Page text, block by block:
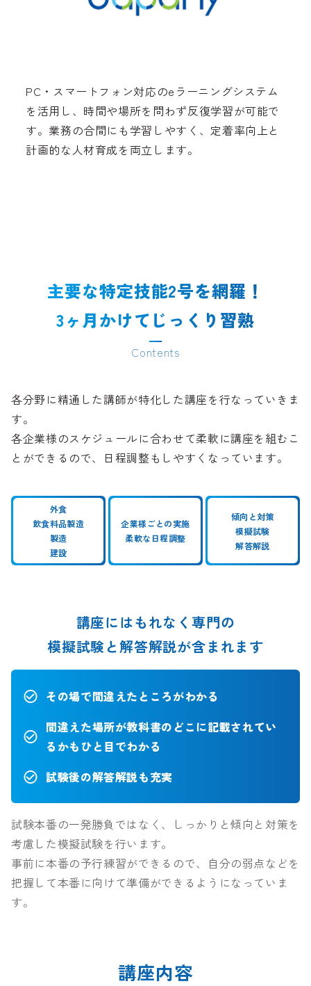
PC・スマートフォン対応のeラーニングシステム
を活用し、時間や場所を問わず反復学習が可能で
す。業務の合間にも学習しやすく、定着率向上と
計画的な人材育成を両立します。
主要な特定技能2号を網羅！
3ヶ月かけてじっくり習熟
Contents
各分野に精通した講師が特化した講座を行なっていきま
す。
各企業様のスケジュールに合わせて柔軟に講座を組むこ
とができるので、日程調整もしやすくなっています。
外食
飲食料品製造
製造
建設
企業様ごとの実施
柔軟な日程調整
傾向と対策
模擬試験
解答解説
講座にはもれなく専門の
模擬試験と解答解説が含まれます
その場で間違えたところがわかる
間違えた場所が教科書のどこに記載されてい
るかもひと目でわかる
試験後の解答解説も充実
試験本番の一発勝負ではなく、しっかりと傾向と対策を
考慮した模擬試験を行います。
事前に本番の予行練習ができるので、自分の弱点などを
把握して本番に向けて準備ができるようになっていま
す。
講座内容